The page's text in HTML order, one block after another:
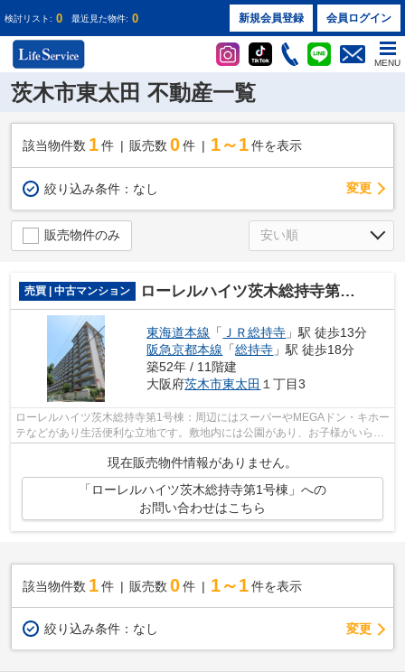
検討リスト: 0 最近見た物件: 0 新規会員登録 会員ログイン
MENU
茨木市東太田 不動産一覧
該当物件数 1件 販売数 0 件 1～1 件を表示
絞り込み条件： なし 変更
販売物件のみ
売買 | 中古マンション ローレルハイツ茨木総持寺第1号棟
東海道本線 「 ＪＲ総持寺 」駅 徒歩13分
阪急京都本線 「総持寺 」駅 徒歩18分
築52年 / 11階建
大阪府茨木市東太田 １丁目3
ローレルハイツ茨木総持寺第1号棟：周辺にはスーパーやMEGAドン・キホー
テなどがあり生活便利な立地です。敷地内には公園があり、お子様がいらっ
現在販売物件情報がありません。
「ローレルハイツ茨木総持寺第1号棟」への
お問い合わせはこちら
該当物件数 1件 販売数 0 件 1～1 件を表示
絞り込み条件： なし 変更